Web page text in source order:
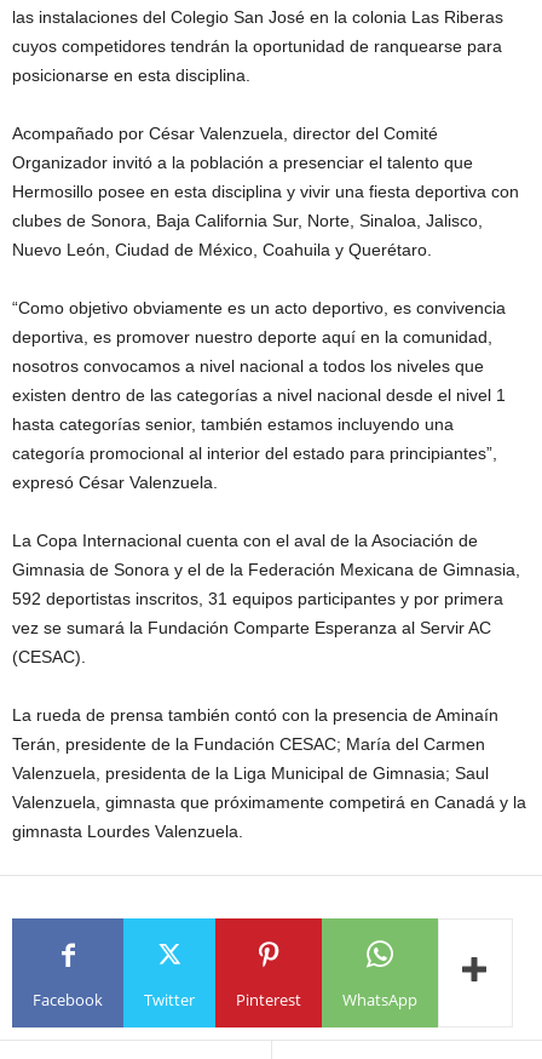
las instalaciones del Colegio San José en la colonia Las Riberas
cuyos competidores tendrán la oportunidad de ranquearse para
posicionarse en esta disciplina.
Acompañado por César Valenzuela, director del Comité
Organizador invitó a la población a presenciar el talento que
Hermosillo posee en esta disciplina y vivir una fiesta deportiva con
clubes de Sonora, Baja California Sur, Norte, Sinaloa, Jalisco,
Nuevo León, Ciudad de México, Coahuila y Querétaro.
“Como objetivo obviamente es un acto deportivo, es convivencia
deportiva, es promover nuestro deporte aquí en la comunidad,
nosotros convocamos a nivel nacional a todos los niveles que
existen dentro de las categorías a nivel nacional desde el nivel 1
hasta categorías senior, también estamos incluyendo una
categoría promocional al interior del estado para principiantes”,
expresó César Valenzuela.
La Copa Internacional cuenta con el aval de la Asociación de
Gimnasia de Sonora y el de la Federación Mexicana de Gimnasia,
592 deportistas inscritos, 31 equipos participantes y por primera
vez se sumará la Fundación Comparte Esperanza al Servir AC
(CESAC).
La rueda de prensa también contó con la presencia de Aminaín
Terán, presidente de la Fundación CESAC; María del Carmen
Valenzuela, presidenta de la Liga Municipal de Gimnasia; Saul
Valenzuela, gimnasta que próximamente competirá en Canadá y la
gimnasta Lourdes Valenzuela.
Facebook Twitter Pinterest WhatsApp